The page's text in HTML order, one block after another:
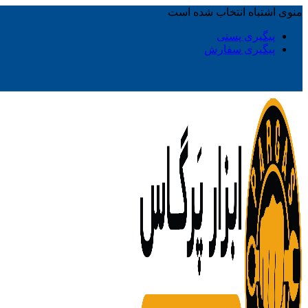
منوی اشتباه انتخاب شده است
پیگیری پستی
پیگیری سفارش